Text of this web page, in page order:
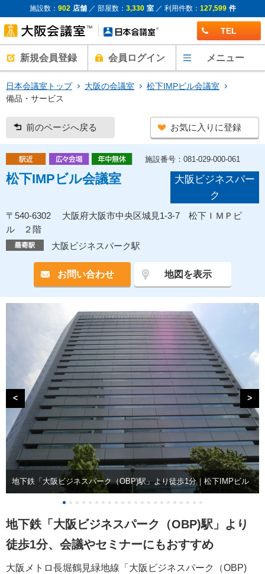
施設数： 902 店舗／ 部屋数： 3,330 室／ 利用件数： 127,599 件
TEL
新規会員登録 会員ログイン メニュー
日本会議室トップ 大阪の会議室
松下IMPビル会議室
備品・サービス
前のページへ戻る お気に入りに登録
施設番号：081-029-000-061
松下IMPビル会議室
大阪ビジネスパー
ク
〒540-6302 大阪府大阪市中央区城見1-3-7 松下ＩＭＰビ
ル ２階
大阪ビジネスパーク駅
お問い合わせ 地図を表示
地下鉄「大阪ビジネスパーク（OBP)駅」より徒歩1分｜松下IMPビル
< >
地下鉄「大阪ビジネスパーク（OBP)駅」より
徒歩1分、会議やセミナーにもおすすめ
大阪メトロ長堀鶴見緑地線「大阪ビジネスパーク（OBP)